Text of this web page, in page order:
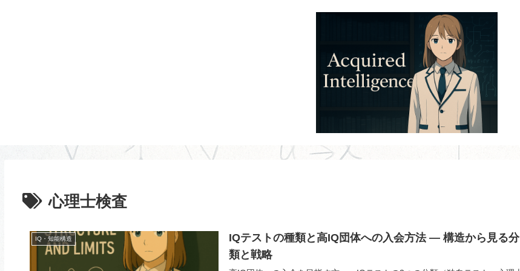
心理士検査
IQ・知能構造
IQテストの種類と高IQ団体への入会方法 ― 構造から見る分
類と戦略